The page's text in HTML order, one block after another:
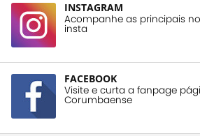
INSTAGRAM
Acompanhe as principais
insta
FACEBOOK
Visite e curta a fanpage
Corumbaense